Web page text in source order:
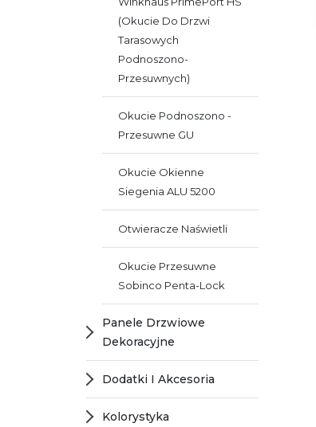
(okucie Do Drzwi
Tarasowych
Podnoszono-
Przesuwnych)
Okucie Podnoszono -
Przesuwne GU
Okucie Okienne
Siegenia ALU 5200
Otwieracze Naświetli
Okucie Przesuwne
Sobinco Penta-Lock
Panele Drzwiowe
Dekoracyjne
Dodatki I Akcesoria
Kolorystyka